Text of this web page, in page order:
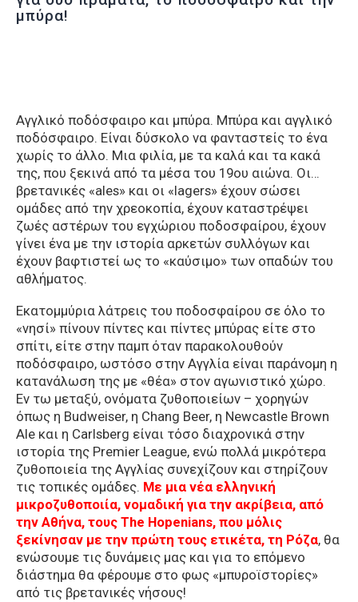
μπύρα!
Αγγλικό ποδόσφαιρο και μπύρα. Μπύρα και αγγλικό
ποδόσφαιρο. Είναι δύσκολο να φανταστείς το ένα
χωρίς το άλλο. Μια φιλία, με τα καλά και τα κακά
της, που ξεκινά από τα μέσα του 19ου αιώνα. Οι…
βρετανικές «ales» και οι «lagers» έχουν σώσει
ομάδες από την χρεοκοπία, έχουν καταστρέψει
ζωές αστέρων του εγχώριου ποδοσφαίρου, έχουν
γίνει ένα με την ιστορία αρκετών συλλόγων και
έχουν βαφτιστεί ως το «καύσιμο» των οπαδών του
αθλήματος.
Εκατομμύρια λάτρεις του ποδοσφαίρου σε όλο το
«νησί» πίνουν πίντες και πίντες μπύρας είτε στο
σπίτι, είτε στην παμπ όταν παρακολουθούν
ποδόσφαιρο, ωστόσο στην Αγγλία είναι παράνομη η
κατανάλωση της με «θέα» στον αγωνιστικό χώρο.
Εν τω μεταξύ, ονόματα ζυθοποιείων – χορηγών
όπως η Budweiser, η Chang Beer, η Newcastle Brown
Ale και η Carlsberg είναι τόσο διαχρονικά στην
ιστορία της Premier League, ενώ πολλά μικρότερα
ζυθοποιεία της Αγγλίας συνεχίζουν και στηρίζουν
τις τοπικές ομάδες. Με μια νέα ελληνική
μικροζυθοποιία, νομαδική για την ακρίβεια, από
την Αθήνα, τους The Hopenians, που μόλις
ξεκίνησαν με την πρώτη τους ετικέτα, τη Ρόζα, θα
ενώσουμε τις δυνάμεις μας και για το επόμενο
διάστημα θα φέρουμε στο φως «μπυροϊστορίες»
από τις βρετανικές νήσους!